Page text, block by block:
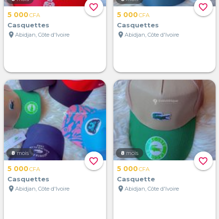
favorite_border
5 000CFA
Casquettes
location_on Abidjan, Côte d'Ivoire
favorite_border
5 000CFA
Casquettes
location_on Abidjan, Côte d'Ivoire
favorite_border
8 mois
5 000CFA
Casquettes
location_on Abidjan, Côte d'Ivoire
favorite_border
8 mois
5 000CFA
Casquette
location_on Abidjan, Côte d'Ivoire